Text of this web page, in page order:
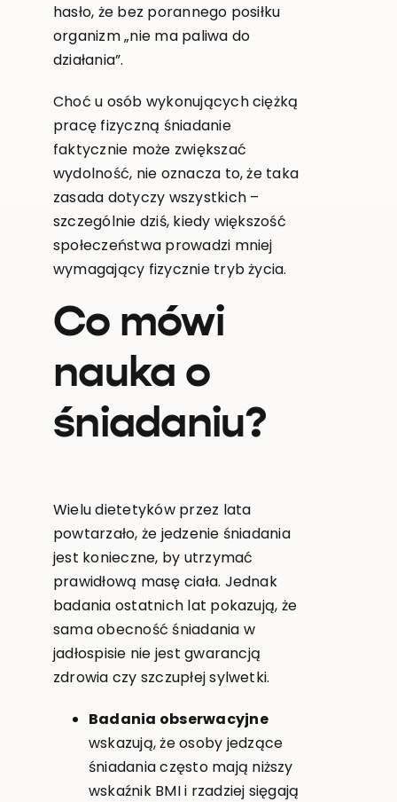
hasło, że bez porannego posiłku
organizm „nie ma paliwa do
działania”.
Choć u osób wykonujących ciężką
pracę fizyczną śniadanie
faktycznie może zwiększać
wydolność, nie oznacza to, że taka
zasada dotyczy wszystkich –
szczególnie dziś, kiedy większość
społeczeństwa prowadzi mniej
wymagający fizycznie tryb życia.
Co mówi
nauka o
śniadaniu?
Wielu dietetyków przez lata
powtarzało, że jedzenie śniadania
jest konieczne, by utrzymać
prawidłową masę ciała. Jednak
badania ostatnich lat pokazują, że
sama obecność śniadania w
jadłospisie nie jest gwarancją
zdrowia czy szczupłej sylwetki.
Badania obserwacyjne
wskazują, że osoby jedzące
śniadania często mają niższy
wskaźnik BMI i rzadziej sięgają